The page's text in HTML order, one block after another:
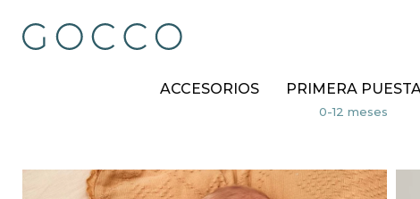
ACCESORIOS PRIMERA